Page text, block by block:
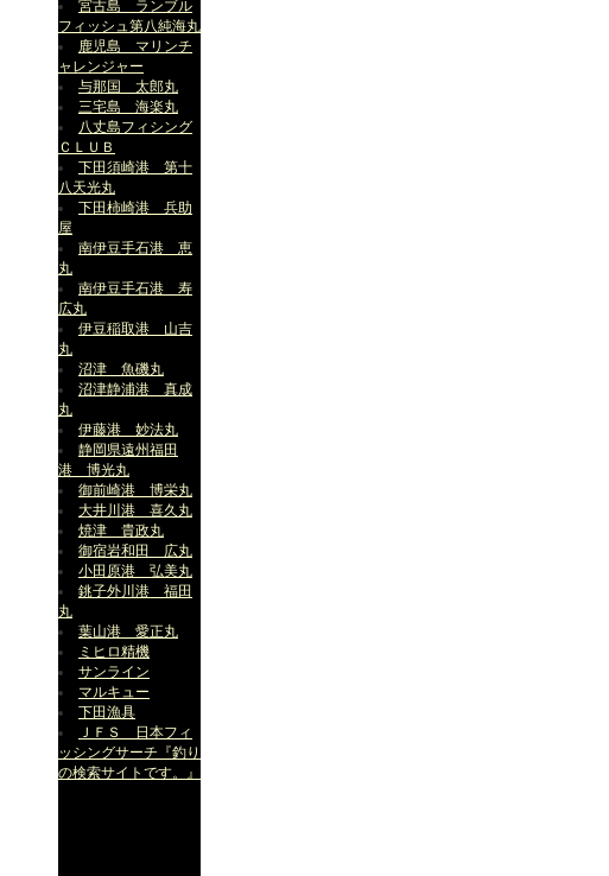
宮古島 ランブル
フィッシュ第八純海丸
鹿児島 マリンチ
ャレンジャー
与那国 太郎丸
三宅島 海楽丸
八丈島フィシング
ＣＬＵＢ
下田須崎港 第十
八天光丸
下田柿崎港 兵助
屋
南伊豆手石港 恵
丸
南伊豆手石港 寿
広丸
伊豆稲取港 山吉
丸
沼津 魚磯丸
沼津静浦港 真成
丸
伊藤港 妙法丸
静岡県遠州福田
港 博光丸
御前崎港 博栄丸
大井川港 喜久丸
焼津 貴政丸
御宿岩和田 広丸
小田原港 弘美丸
銚子外川港 福田
丸
葉山港 愛正丸
ミヒロ精機
サンライン
マルキュー
下田漁具
ＪＦＳ 日本フィ
ッシングサーチ『釣り
の検索サイトです。』